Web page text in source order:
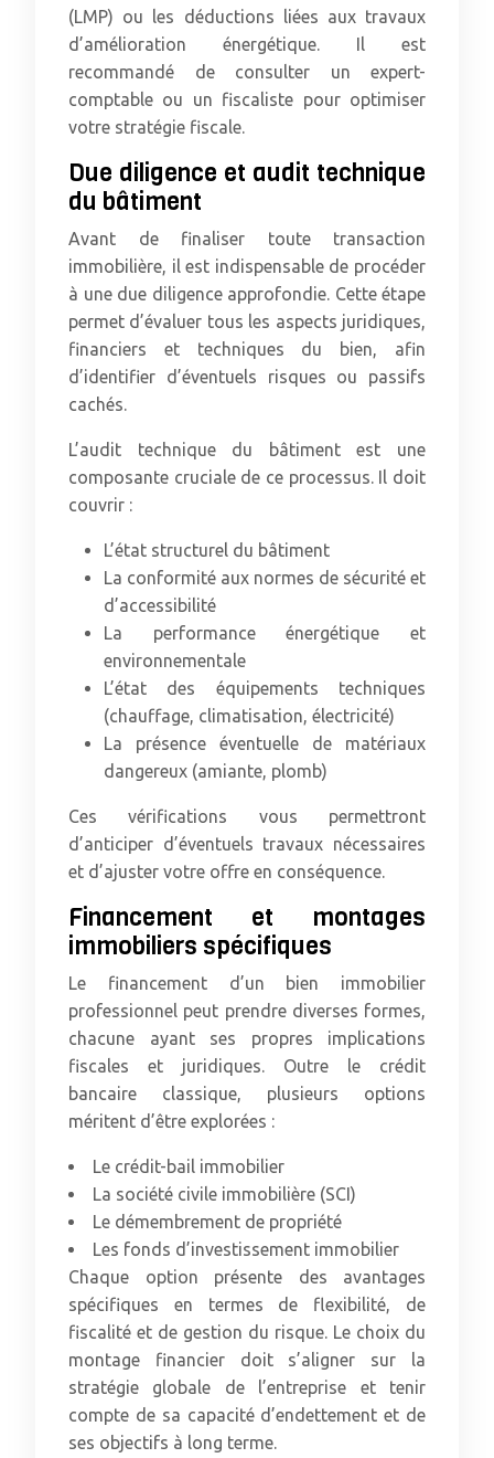
(LMP) ou les déductions liées aux travaux
d’amélioration énergétique. Il est
recommandé de consulter un expert-
comptable ou un fiscaliste pour optimiser
votre stratégie fiscale.
Due diligence et audit technique
du bâtiment
Avant de finaliser toute transaction
immobilière, il est indispensable de procéder
à une due diligence approfondie. Cette étape
permet d’évaluer tous les aspects juridiques,
financiers et techniques du bien, afin
d’identifier d’éventuels risques ou passifs
cachés.
L’audit technique du bâtiment est une
composante cruciale de ce processus. Il doit
couvrir :
L’état structurel du bâtiment
La conformité aux normes de sécurité et
d’accessibilité
La performance énergétique et
environnementale
L’état des équipements techniques
(chauffage, climatisation, électricité)
La présence éventuelle de matériaux
dangereux (amiante, plomb)
Ces vérifications vous permettront
d’anticiper d’éventuels travaux nécessaires
et d’ajuster votre offre en conséquence.
Financement et montages
immobiliers spécifiques
Le financement d’un bien immobilier
professionnel peut prendre diverses formes,
chacune ayant ses propres implications
fiscales et juridiques. Outre le crédit
bancaire classique, plusieurs options
méritent d’être explorées :
Le crédit-bail immobilier
La société civile immobilière (SCI)
Le démembrement de propriété
Les fonds d’investissement immobilier
Chaque option présente des avantages
spécifiques en termes de flexibilité, de
fiscalité et de gestion du risque. Le choix du
montage financier doit s’aligner sur la
stratégie globale de l’entreprise et tenir
compte de sa capacité d’endettement et de
ses objectifs à long terme.